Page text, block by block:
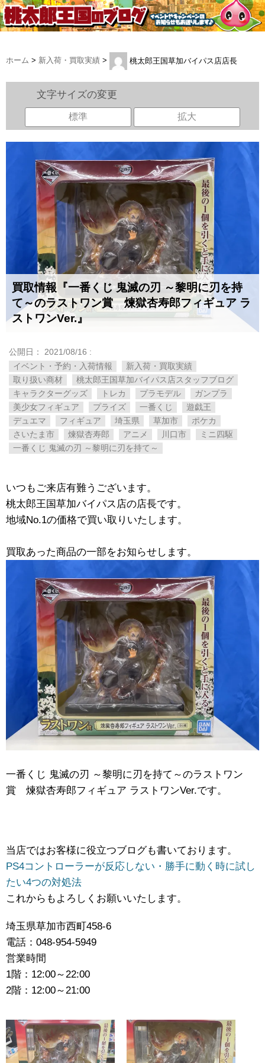
ホーム > 新入荷・買取実績 > 桃太郎王国草加バイパス店店長
文字サイズの変更
標準 拡大
買取情報『一番くじ ​鬼滅の刃 ​～黎明に刃を持
て～のラストワン賞 煉獄杏寿郎フィギュア ​ラ
ストワンVer.』
公開日： 2021/08/16 :
イベント・予約・入荷情報
新入荷・買取実績
取り扱い商材
桃太郎王国草加バイパス店スタッフブログ
キャラクターグッズ
トレカ プラモデル
ガンプラ
美少女フィギュア
プライズ 一番くじ
遊戯王
デュエマ
フィギュア 埼玉県 草加市
ポケカ
さいたま市
煉獄杏寿郎 アニメ 川口市
ミニ四駆
一番くじ ​鬼滅の刃 ​～黎明に刃を持て～
いつもご来店有難うございます。
桃太郎王国草加バイパス店の店長です。
地域No.1の価格で買い取りいたします。
買取あった商品の一部をお知らせします。
一番くじ ​鬼滅の刃 ​～黎明に刃を持て～のラストワン
賞 煉獄杏寿郎フィギュア ​ラストワンVer.です。
当店ではお客様に役立つブログも書いております。
PS4コントローラーが反応しない・勝手に動く時に試し
たい4つの対処法
これからもよろしくお願いいたします。
埼玉県草加市西町458-6
電話：048-954-5949
営業時間
1階：12:00～22:00
2階：12:00～21:00